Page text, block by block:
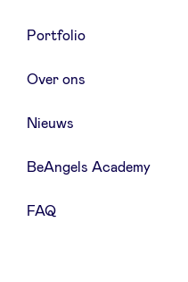
Portfolio
Over ons
Nieuws
BeAngels Academy
FAQ